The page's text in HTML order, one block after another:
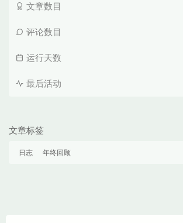
文章数目
评论数目
运行天数
最后活动
文章标签
日志 年终回顾